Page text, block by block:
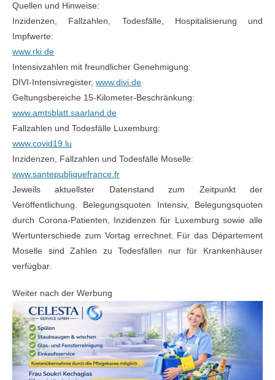
Quellen und Hinweise:
Inzidenzen, Fallzahlen, Todesfälle, Hospitalisierung und
Impfwerte:
www.rki.de
Intensivzahlen mit freundlicher Genehmigung:
DIVI-Intensivregister, www.divi.de
Geltungsbereiche 15-Kilometer-Beschränkung:
www.amtsblatt.saarland.de
Fallzahlen und Todesfälle Luxemburg:
www.covid19.lu
Inzidenzen, Fallzahlen und Todesfälle Moselle:
www.santepubliquefrance.fr
Jeweils aktuellster Datenstand zum Zeitpunkt der
Veröffentlichung. Belegungsquoten Intensiv, Belegungsquoten
durch Corona-Patienten, Inzidenzen für Luxemburg sowie alle
Wertunterschiede zum Vortag errechnet. Für das Département
Moselle sind Zahlen zu Todesfällen nur für Krankenhäuser
verfügbar.
Weiter nach der Werbung